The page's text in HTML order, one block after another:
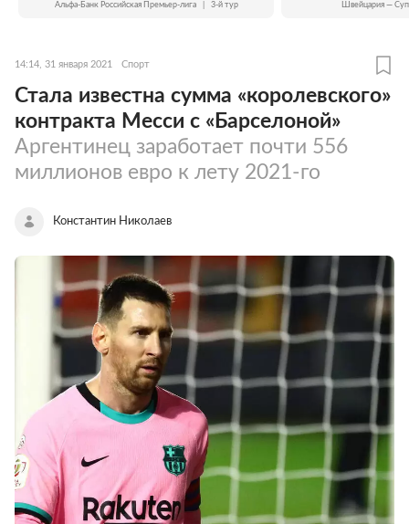
Альфа-Банк Российская Премьер-лига 3-й тур Швейцария —
14:14, 31 января 2021 Спорт
Стала известна сумма «королевского»
контракта Месси с «Барселоной»
Аргентинец заработает почти 556
миллионов евро к лету 2021-го
Константин Николаев